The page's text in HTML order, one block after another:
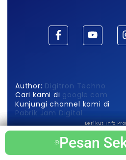
Pesan
Pesan
Author: Digitron Techno
Cari kami di google.com
Kunjungi channel kami di
Pabrik Jam Digital
Berikut Info
Pesan
Pesan
Pesan